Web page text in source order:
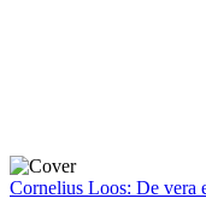
Cornelius Loos: De vera